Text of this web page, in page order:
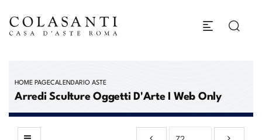
HOME PAGECALENDARIO ASTE
Arredi Sculture Oggetti D'Arte I Web Only